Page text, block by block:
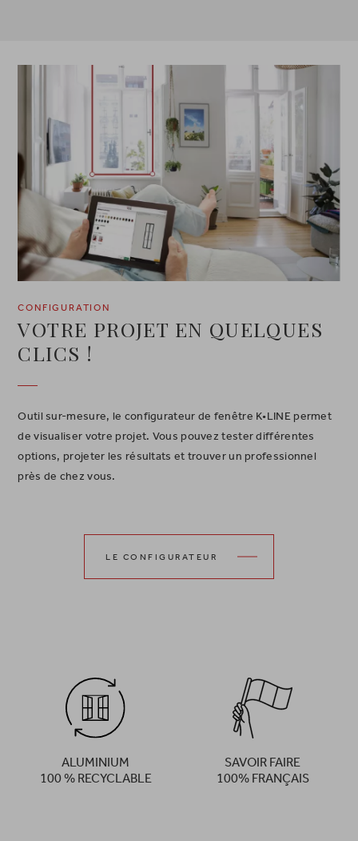
CONFIGURATION
VOTRE PROJET EN QUELQUES
CLICS !
Outil sur-mesure, le configurateur de fenêtre K•LINE permet
de visualiser votre projet. Vous pouvez tester différentes
options, projeter les résultats et trouver un professionnel
près de chez vous.
LE CONFIGURATEUR
ALUMINIUM
100 % RECYCLABLE
SAVOIR FAIRE
100% FRANÇAIS